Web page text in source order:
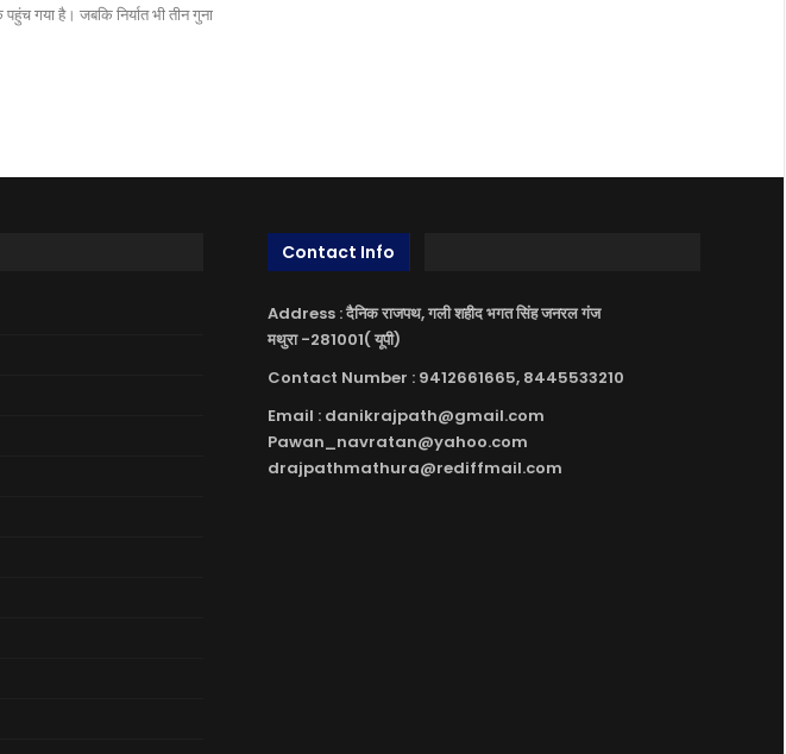
गया है। जबकि निर्यात भी तीन गुना
Contact Info
Address : दैनिक राजपथ, गली शहीद भगत सिंह जनरल गंज
मथुरा -281001( यूपी)
Contact Number : 9412661665, 8445533210
Email : danikrajpath@gmail.com
Pawan_navratan@yahoo.com
drajpathmathura@rediffmail.com